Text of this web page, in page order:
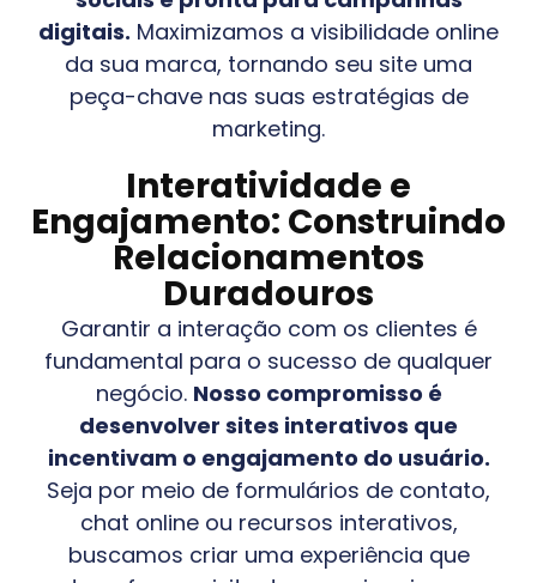
digitais. Maximizamos a visibilidade online
da sua marca, tornando seu site uma
peça-chave nas suas estratégias de
marketing.
Interatividade e
Engajamento: Construindo
Relacionamentos
Duradouros
Garantir a interação com os clientes é
fundamental para o sucesso de qualquer
negócio. Nosso compromisso é
desenvolver sites interativos que
incentivam o engajamento do usuário.
Seja por meio de formulários de contato,
chat online ou recursos interativos,
buscamos criar uma experiência que